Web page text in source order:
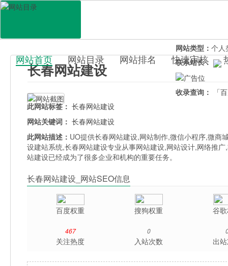
百科目录
网站首页 网站目录 网站排名 快速审核
长春网站建设
网站类型： 个人
联系站长：
收录查询：
「
此网站标签： 长春网站建设
网站关键词： 长春网站建设
此网站描述： UO提供长春网站建设,网站制作,微信小程序,微商
设建站系统,长春网站建设专业从事网站建设,网站设计,网络推
站建设已经成为了很多企业和机构的重要任务。
长春网站建设_网站SEO信息
百度权重 搜狗权重 谷
467
关注热度
0
入站次数 出